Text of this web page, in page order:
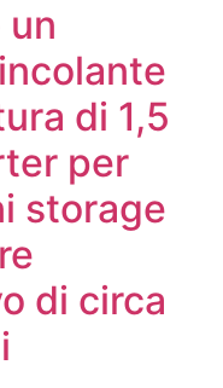
di 1,5
per
storage
di circa